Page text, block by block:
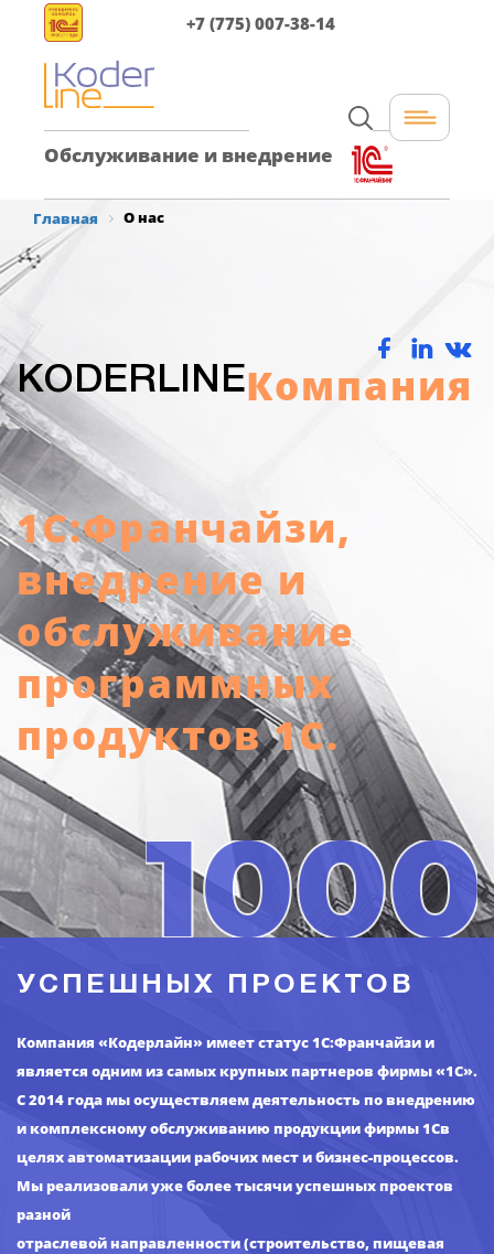
Обслуживание и внедрение
+7 (775) 007-38-14
Главная О нас
KODERLINEКомпания
1С:Франчайзи,
внедрение и
обслуживание
программных
продуктов 1С.
УСПЕШНЫХ ПРОЕКТОВ
Компания «Кодерлайн» имеет статус 1С:Франчайзи и
является одним из самых крупных партнеров фирмы «1С».
С 2014 года мы осуществляем деятельность по внедрению
и комплексному обслуживанию продукции фирмы 1Св
целях автоматизации рабочих мест и бизнес-процессов.
Мы реализовали уже более тысячи успешных проектов
разной
отраслевой направленности (строительство, пищевая